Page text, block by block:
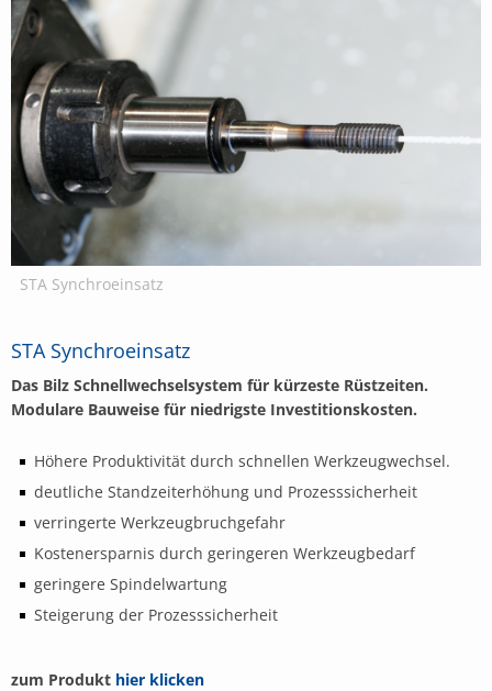
STA Synchroeinsatz
STA Synchroeinsatz
Das Bilz Schnellwechselsystem für kürzeste Rüstzeiten.
Modulare Bauweise für niedrigste Investitionskosten.
Höhere Produktivität durch schnellen Werkzeugwechsel.
deutliche Standzeiterhöhung und Prozesssicherheit
verringerte Werkzeugbruchgefahr
Kostenersparnis durch geringeren Werkzeugbedarf
geringere Spindelwartung
Steigerung der Prozesssicherheit
zum Produkt hier klicken